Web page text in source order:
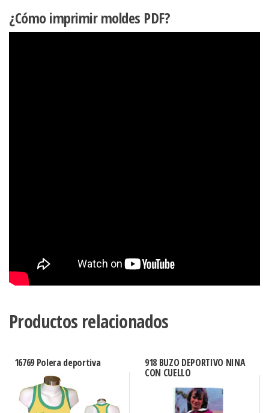
¿Cómo imprimir moldes PDF?
Productos relacionados
16769 Polera deportiva 918 BUZO DEPORTIVO NINA
CON CUELLO